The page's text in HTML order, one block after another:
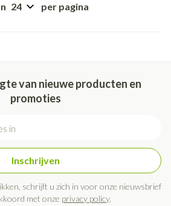
per pagina
van nieuwe producten en
promoties
Inschrijven
schrijft u zich in voor onze nieuwsbrief
met onze privacy policy.